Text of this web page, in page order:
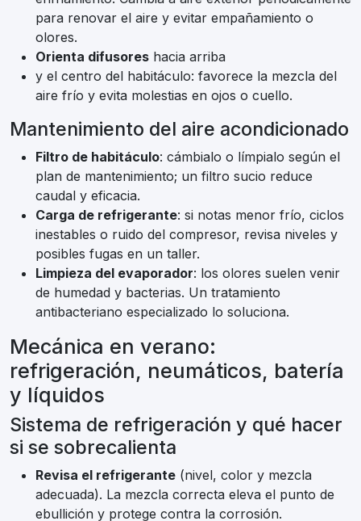
para renovar el aire y evitar empañamiento o
olores.
Orienta difusores hacia arriba
y el centro del habitáculo: favorece la mezcla del
aire frío y evita molestias en ojos o cuello.
Mantenimiento del aire acondicionado
Filtro de habitáculo: cámbialo o límpialo según el
plan de mantenimiento; un filtro sucio reduce
caudal y eficacia.
Carga de refrigerante: si notas menor frío, ciclos
inestables o ruido del compresor, revisa niveles y
posibles fugas en un taller.
Limpieza del evaporador: los olores suelen venir
de humedad y bacterias. Un tratamiento
antibacteriano especializado lo soluciona.
Mecánica en verano:
refrigeración, neumáticos, batería
y líquidos
Sistema de refrigeración y qué hacer
si se sobrecalienta
Revisa el refrigerante (nivel, color y mezcla
adecuada). La mezcla correcta eleva el punto de
ebullición y protege contra la corrosión.